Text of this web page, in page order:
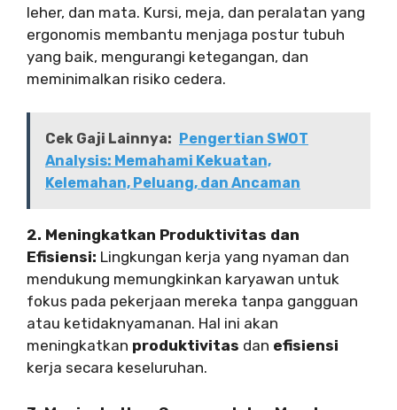
leher, dan mata. Kursi, meja, dan peralatan yang
ergonomis membantu menjaga postur tubuh
yang baik, mengurangi ketegangan, dan
meminimalkan risiko cedera.
Cek Gaji Lainnya: Pengertian SWOT
Analysis: Memahami Kekuatan,
Kelemahan, Peluang, dan Ancaman
2. Meningkatkan Produktivitas dan
Efisiensi: Lingkungan kerja yang nyaman dan
mendukung memungkinkan karyawan untuk
fokus pada pekerjaan mereka tanpa gangguan
atau ketidaknyamanan. Hal ini akan
meningkatkan produktivitas dan efisiensi
kerja secara keseluruhan.